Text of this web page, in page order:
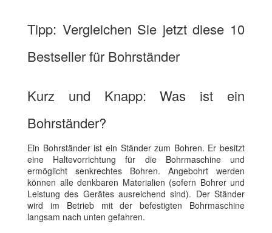
Tipp: Vergleichen Sie jetzt diese 10
Bestseller für Bohrständer
Kurz und Knapp: Was ist ein
Bohrständer?
Ein Bohrständer ist ein Ständer zum Bohren. Er besitzt
eine Haltevorrichtung für die Bohrmaschine und
ermöglicht senkrechtes Bohren. Angebohrt werden
können alle denkbaren Materialien (sofern Bohrer und
Leistung des Gerätes ausreichend sind). Der Ständer
wird im Betrieb mit der befestigten Bohrmaschine
langsam nach unten gefahren.